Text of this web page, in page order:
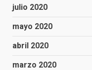
julio 2020
mayo 2020
abril 2020
marzo 2020